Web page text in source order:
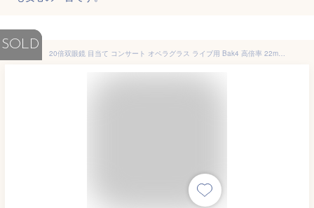
SOLD
20倍双眼鏡 目当て コンサート オペラグラス ライブ用 Bak4 高倍率 22mm口径 コンパクト 小型 軽量 望遠鏡 子供 大人 初心者 生活 防水 オペラ/劇場/舞台/スポーツ ゲーム/旅行/アウトドア/バードウォッチング/登山/ゴルフ ストラップ付き 収納袋付き おすすめ(bw5080)